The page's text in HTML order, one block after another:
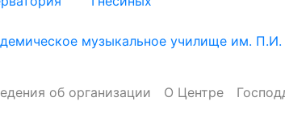
об организации О Центре